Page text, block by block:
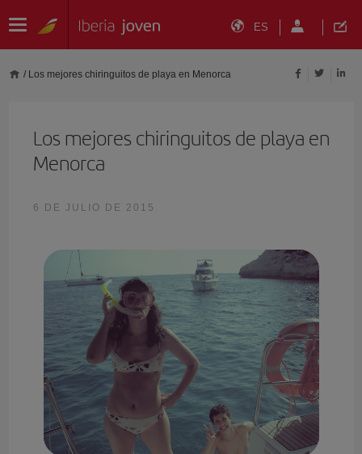
ES
/ Los mejores chiringuitos de playa en Menorca
Los mejores chiringuitos de playa en
Menorca
6 DE JULIO DE 2015